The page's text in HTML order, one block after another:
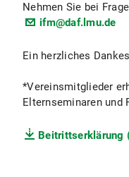
Nehmen Sie bei
ifm@daf.lmu.de
Ein herzliches
*Vereinsmitglieder
Elternseminaren und
Beitrittserklärung